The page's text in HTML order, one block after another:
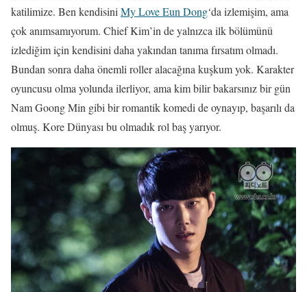
katilimize. Ben kendisini My Love Eun Dong‘da izlemişim, ama
çok anımsamıyorum. Chief Kim’in de yalnızca ilk bölümünü
izlediğim için kendisini daha yakından tanıma fırsatım olmadı.
Bundan sonra daha önemli roller alacağına kuşkum yok. Karakter
oyuncusu olma yolunda ilerliyor, ama kim bilir bakarsınız bir gün
Nam Goong Min gibi bir romantik komedi de oynayıp, başarılı da
olmuş. Kore Dünyası bu olmadık rol baş yarıyor.